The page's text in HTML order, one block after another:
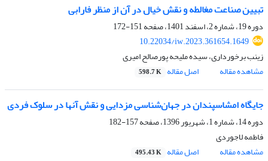
تبیین صناعت مغالطه و نقش خیال در آن از منظر فارابی
دوره 19، شماره 2، اسفند 1401، صفحه
151-172
10.22034/iw.2023.361654.1649
زینب برخورداری، سیده ملیحه پورصالح امیری
مشاهده مقاله
اصل مقاله 598.7 K
جایگاه امشاسپندان در جهان‌شناسی مزدایی و نقش آنها در سلوک فردی
دوره 14، شماره 1، شهریور 1396، صفحه
157-182
فاطمه لاجوردی
مشاهده مقاله
اصل مقاله 495.43 K